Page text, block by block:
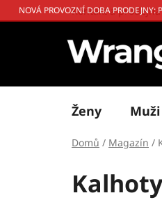
Přejít
na
NOVÁ PROVOZNÍ DOBAKontakt a prodejna
Ženy Muži
Domů / Magazín /